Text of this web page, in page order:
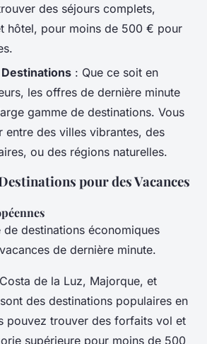
des séjours complets,
hôtel, pour moins de 500 € pour
: Que ce soit en
les offres de dernière minute
gamme de destinations. Vous
entre des villes vibrantes, des
ou des régions naturelles.
pour des Vacances
destinations économiques
de dernière minute.
de la Luz, Majorque, et
des destinations populaires en
pouvez trouver des forfaits vol et
supérieure pour moins de 500